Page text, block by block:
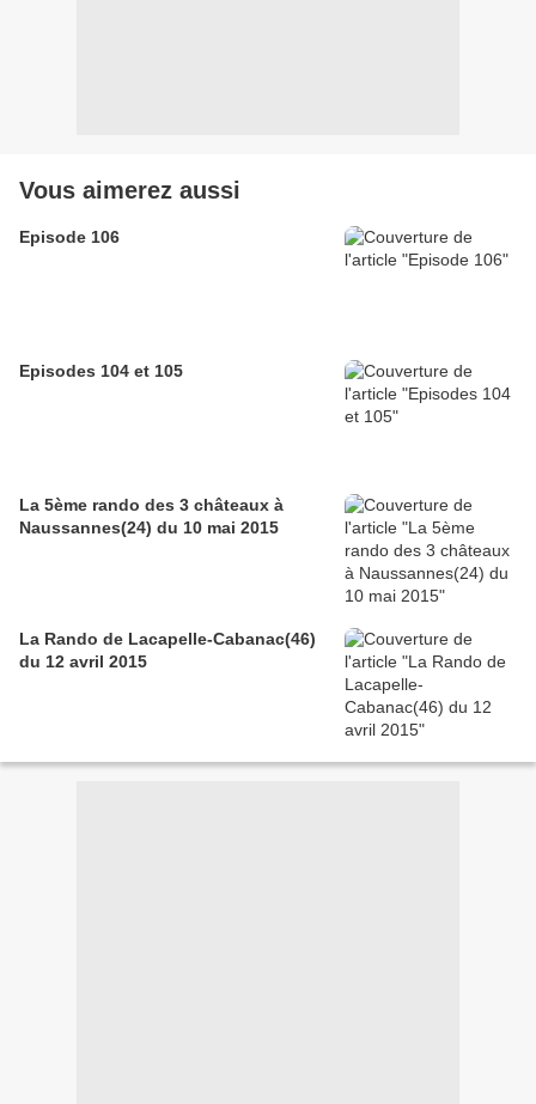
Vous aimerez aussi
Episode 106
Episodes 104 et 105
La 5ème rando des 3 châteaux à
Naussannes(24) du 10 mai 2015
La Rando de Lacapelle-Cabanac(46)
du 12 avril 2015